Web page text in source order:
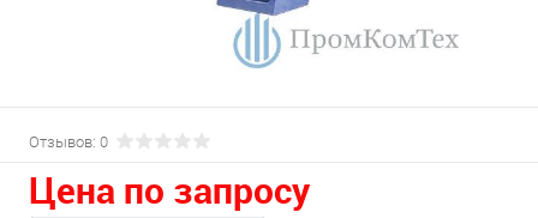
Отзывов: 0
Цена по запросу